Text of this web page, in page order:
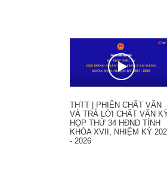
THTT | PHIÊN CHẤT VẤN
VÀ TRẢ LỜI CHẤT VẤN
HỌP THỨ 34 HĐND TỈNH
KHÓA XVII, NHIỆM KỲ
- 2026